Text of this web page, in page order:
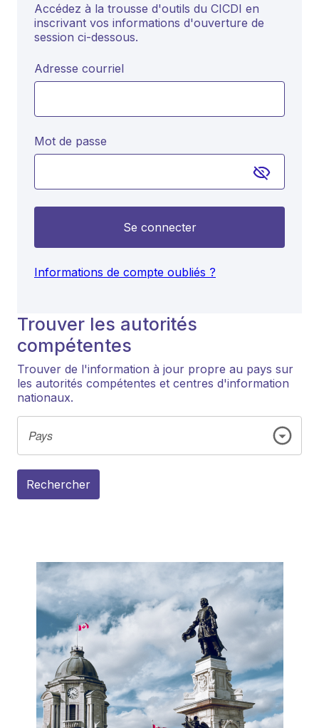
Accédez à la trousse d'outils du CICDI en
inscrivant vos informations d'ouverture de
session ci-dessous.
Adresse courriel
Mot de passe
Se connecter
Informations de compte oubliés ?
Trouver les autorités
compétentes
Trouver de l'information à jour propre au pays sur
les autorités compétentes et centres d'information
nationaux.
Rechercher